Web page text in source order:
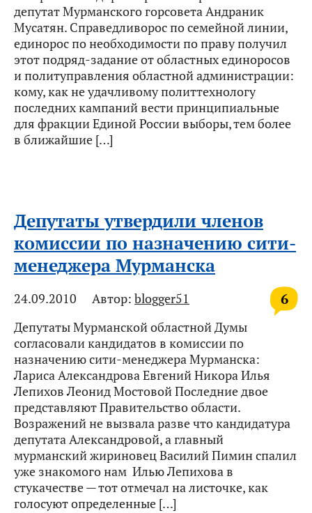
депутат Мурманского горсовета Андраник
Мусатян. Справедливорос по семейной линии,
единорос по необходимости по праву получил
этот подряд-задание от областных единоросов
и политуправления областной администрации:
кому, как не удачливому политтехнологу
последних кампаний вести принципиальные
для фракции Единой России выборы, тем более
в ближайшие […]
Депутаты утвердили членов
комиссии по назначению сити-
менеджера Мурманска
6
24.09.2010 Автор: blogger51
Депутаты Мурманской областной Думы
согласовали кандидатов в комиссии по
назначению сити-менеджера Мурманска:
Лариса Александрова Евгений Никора Илья
Лепихов Леонид Мостовой Последние двое
представляют Правительство области.
Возражений не вызвала разве что кандидатура
депутата Александровой, а главный
мурманский жириновец Василий Пимин спалил
уже знакомого нам Илью Лепихова в
стукачестве — тот отмечал на листочке, как
голосуют определенные […]